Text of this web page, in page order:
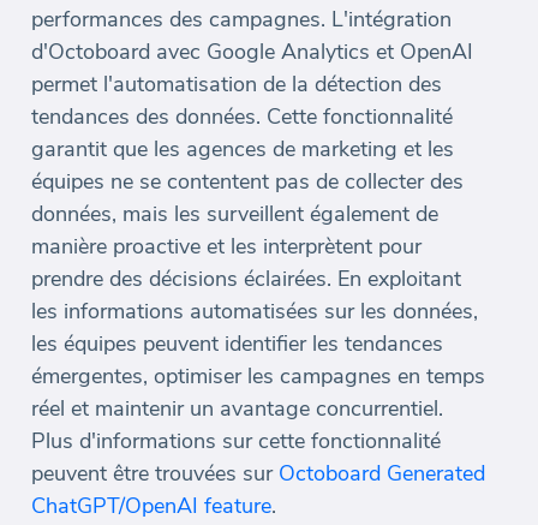
performances des campagnes. L'intégration
d'Octoboard avec Google Analytics et OpenAI
permet l'automatisation de la détection des
tendances des données. Cette fonctionnalité
garantit que les agences de marketing et les
équipes ne se contentent pas de collecter des
données, mais les surveillent également de
manière proactive et les interprètent pour
prendre des décisions éclairées. En exploitant
les informations automatisées sur les données,
les équipes peuvent identifier les tendances
émergentes, optimiser les campagnes en temps
réel et maintenir un avantage concurrentiel.
Plus d'informations sur cette fonctionnalité
peuvent être trouvées sur Octoboard Generated
ChatGPT/OpenAI feature.